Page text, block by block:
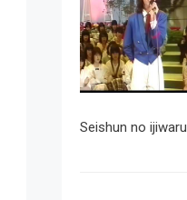
Seishun no ijiwaru